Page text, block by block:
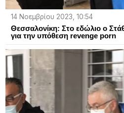
14 Νοεμβρίου 2023, 10:54
Θεσσαλονίκη: Στο εδώλιο ο
για την υπόθεση revenge porn